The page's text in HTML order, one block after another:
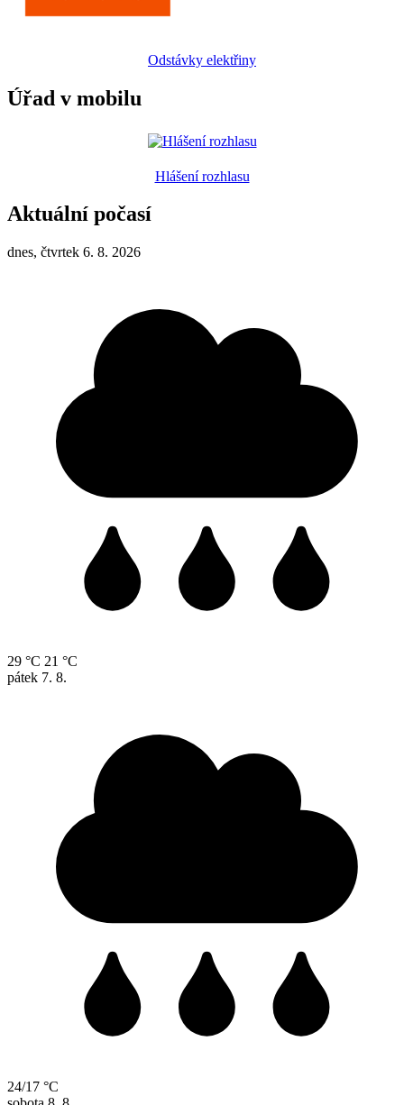
Odstávky elektřiny
Úřad v mobilu
Hlášení rozhlasu
Aktuální počasí
dnes, čtvrtek 6. 8. 2026
29 °C 21 °C
pátek 7. 8.
24/17 °C